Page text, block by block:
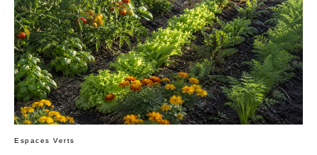
Espaces Verts